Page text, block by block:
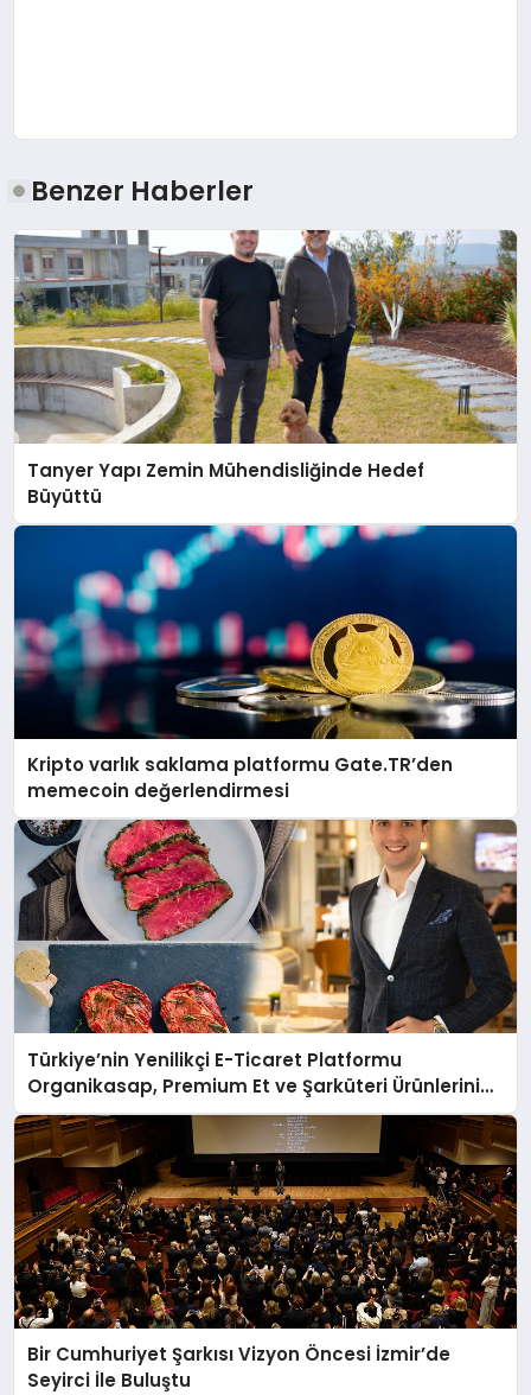
Benzer Haberler
Tanyer Yapı Zemin Mühendisliğinde Hedef
Büyüttü
Kripto varlık saklama platformu Gate.TR’den
memecoin değerlendirmesi
Türkiye’nin Yenilikçi E-Ticaret Platformu
Organikasap, Premium Et ve Şarküteri Ürünlerini
Tüketicilerle Buluşturuyor
Bir Cumhuriyet Şarkısı Vizyon Öncesi İzmir’de
Seyirci İle Buluştu